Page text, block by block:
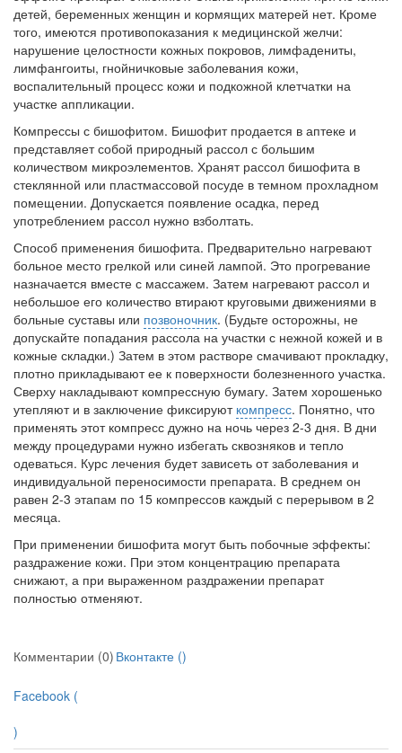
бесплатно, в течении всего срока лечения...
детей, бере­менных женщин и кормящих матерей нет. Кроме
того, имеются противопоказания к медицинской желчи:
нарушение целостности кожных покровов, лимфадениты,
лимфангоиты, гнойничковые за­болевания кожи,
воспалительный процесс кожи и подкожной клет­чатки на
участке аппликации.
Компрессы с бишофитом. Бишофит продается в аптеке и
представляет собой природный рассол с большим
количеством ми­кроэлементов. Хранят рассол бишофита в
стеклянной или пласт­массовой посуде в темном прохладном
помещении. Допускается появление осадка, перед
употреблением рассол нужно взболтать.
Способ применения бишофита. Предварительно нагревают
больное место грелкой или синей лампой. Это прогревание
на­значается вместе с массажем. Затем нагревают рассол и
неболь­шое его количество втирают круговыми движениями в
больные суставы или позвоночник. (Будьте осторожны, не
допускайте по­падания рассола на участки с нежной кожей и в
кожные складки.) Затем в этом растворе смачивают прокладку,
плотно прикладыва­ют ее к поверхности болезненного участка.
Сверху накладывают компрессную бумагу. Затем хорошенько
утепляют и в заключе­ние фиксируют компресс. Понятно, что
применять этот компресс дужно на ночь через 2-3 дня. В дни
между процедурами нужно избегать сквозняков и тепло
одеваться. Курс лечения будет зави­сеть от заболевания и
индивидуальной переносимости препара­та. В среднем он
равен 2-3 этапам по 15 компрессов каждый с пе­рерывом в 2
месяца.
При применении бишофита могут быть побочные эффекты:
раздражение кожи. При этом концентрацию препарата
снижают, а при выраженном раздражении препарат
полностью отменяют.
Комментарии (0) Вконтакте ()
Facebook (
)